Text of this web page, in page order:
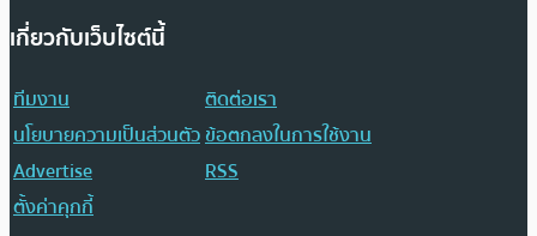
เกี่ยวกับเว็บไซต์นี้
ทีมงาน
ติดต่อเรา
นโยบายความเป็นส่วนตัวข้อตกลงในการใช้งาน
Advertise
RSS
ตั้งค่าคุกกี้